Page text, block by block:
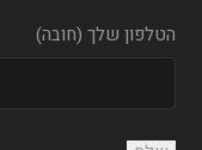
הטלפון שלך (חובה)